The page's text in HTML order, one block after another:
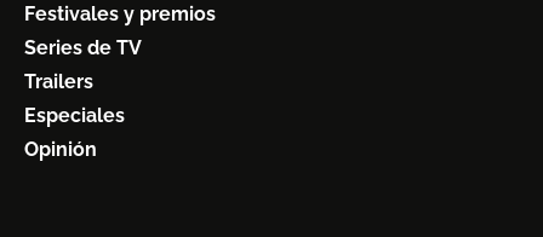
Festivales y premios
Series de TV
Trailers
Especiales
Opinión